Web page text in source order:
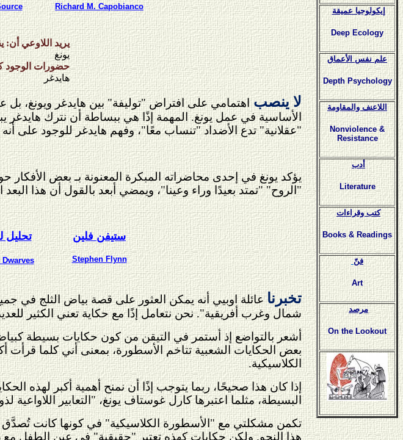
Richard M. Capobianco
يريد اللاوعي
يونغ
حضورات الوجود
هايدغر
لا ينصب اهتمامي على افتراض "توليفة" بين هايدغر ويونغ،
الأساسية في عمل يونغ. المهمة إذًا هي ببساطة أن نترك هايدغر
"عقلانية" تدع الأضداد "تنساب معًا"، وفهم هايدغر للوجود على
"الروح" "تمتد بعيدًا وراء وعينا"، ويمضي أبعد بالقول أن هذا
تحليل ستيفن فلين
Stephen Flynn
تخبرناعائلة اوبيي أنه يمكن العثور على قصة بياض الثلج في
شمال وغرب أفريقية". نحن نتعامل إذًا مع حكاية تعني الكثير
أشعر بالتواضع إذ أستمر في التيقن من كون حكايات بسيطة كبياض
بعض الحكايات الشعبية تتاخم الأسطورة، بمعنى أني كلما قرأت
الكلاسيكية.
إذا كان هذا صحيحًا، ربما يتوجب إذًا أن نمنح أهمية أكبر لهذه
البسيطة، مثلما اعتبرها كارل غوستاف يونغ، "التعابير اللاواعية
تكمن مشكلتي مع "الأسطورة الكلاسيكية" في كونها كانت تُصدَّق
هذا النحو. ولكن حكايات كهذه تعتبر "حقيقية" في عين الطفل مع
إيكولوجيا عميقة
Deep Ecology
علم نفس الأعماق
Depth Psychology
اللاعنف والمقاومة
Nonviolence &
Resistance
أدب
Literature
كتب وقراءات
Books & Readings
فنّ
Art
مرصد
On the Lookout